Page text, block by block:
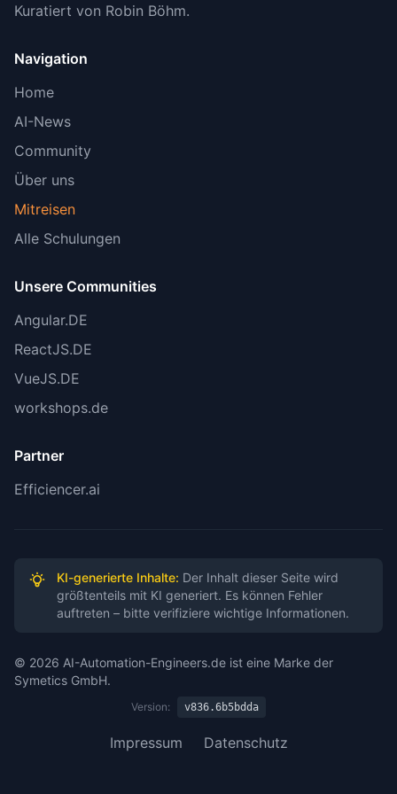
Was: 66% Zeitreduktion als Beispielszenario
Research
Verifizierte Fakten:
GitHub Copilot: $10/Monat (Individual), $19
(Business), $39 (Enterprise)
(Ultra)
Amazon Q Developer: $0 (Free, limitiert),
$19/Monat (Pro)
30-50% Produktivitätssteigerung: Konservativ,
gestützt durch GitHub-Studien (25-55% Range)
55% schnellere Task-Completion: Offizielle
GitHub-Zahl
aktiven Nutzern
Kuratiert von Robin Böhm.
Navigation
Home
AI-News
Community
Über uns
Mitreisen
Alle Schulungen
Unsere Communities
Angular.DE
ReactJS.DE
VueJS.DE
workshops.de
Partner
Efficiencer.ai
KI-generierte Inhalte: Der Inhalt dieser Seite wird
größtenteils mit KI generiert. Es können Fehler
auftreten – bitte verifiziere wichtige Informationen.
© 2026 AI-Automation-Engineers.de ist eine Marke der
Symetics GmbH.
Version: v836.6b5bdda
Impressum Datenschutz